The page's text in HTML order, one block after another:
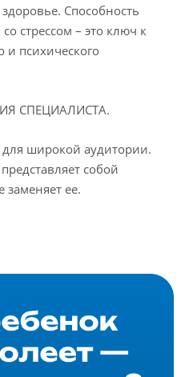
Способность
стрессом – это ключ к
и психического
СПЕЦИАЛИСТА.
широкой аудитории.
собой
заменяет ее.